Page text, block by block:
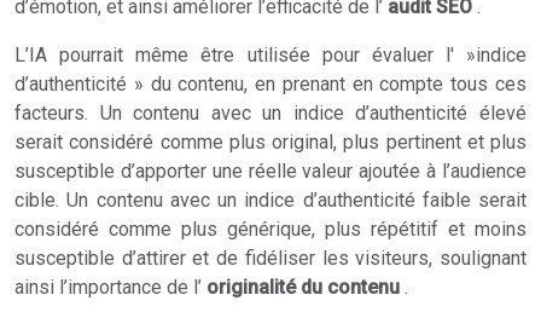
d’émotion, et ainsi améliorer l’efficacité de l’ audit SEO .
L’IA pourrait même être utilisée pour évaluer l' »indice
d’authenticité » du contenu, en prenant en compte tous ces
facteurs. Un contenu avec un indice d’authenticité élevé
serait considéré comme plus original, plus pertinent et plus
susceptible d’apporter une réelle valeur ajoutée à l’audience
cible. Un contenu avec un indice d’authenticité faible serait
considéré comme plus générique, plus répétitif et moins
susceptible d’attirer et de fidéliser les visiteurs, soulignant
ainsi l’importance de l’ originalité du contenu .